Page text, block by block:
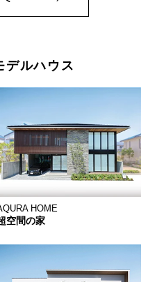
デルハウス
HOME
空間の家